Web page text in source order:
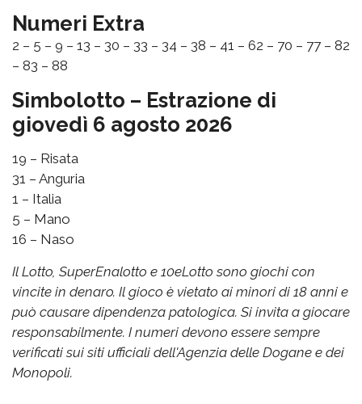
Numeri Extra
2 – 5 – 9 – 13 – 30 – 33 – 34 – 38 – 41 – 62 – 70 – 77 – 82
– 83 – 88
Simbolotto – Estrazione di
giovedì 6 agosto 2026
19 – Risata
31 – Anguria
1 – Italia
5 – Mano
16 – Naso
Il Lotto, SuperEnalotto e 10eLotto sono giochi con
vincite in denaro. Il gioco è vietato ai minori di 18 anni e
può causare dipendenza patologica. Si invita a giocare
responsabilmente. I numeri devono essere sempre
verificati sui siti ufficiali dell'Agenzia delle Dogane e dei
Monopoli.